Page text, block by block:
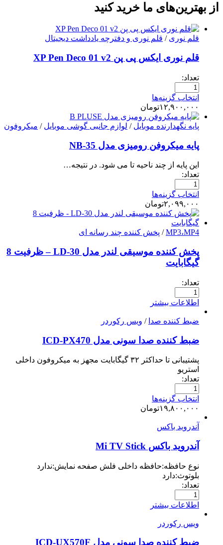
از بهترین‌های ما خرید کنید
قلم نوری / قلم نوری و دفترچه یادداشت دیجیتال
قلم نوری ایکس پی پن XP Pen Deco 01 v2
تعداد:
انتخاب گزینه‌ها
۱۲,۹۰۰,۰۰۰تومان
پایه نگهدارنده موبایل / لوازم جانبی گوشی موبایل / میکروفون
پایه میکروفن رومیزی مدل NB-35
این پایه از چند ناحیه تا می شود. در نتیجه…
تعداد:
انتخاب گزینه‌ها
۲,۰۹۹,۰۰۰تومان
MP3،MP4/ پخش کننده چند رسانه ای
پخش کننده موسیقی لندر مدل LD-30 – ظرفیت 8
گیگابایت
تعداد:
اطلاعات بیشتر
ضبط کننده صدا / ویس رکوردر
ضبط کننده صدا سونی مدل ICD-PX470
پشتیبانی تا حداکثر ۳۲ گیگابایت مجهز به میکروفون داخلی
استریو
تعداد:
انتخاب گزینه‌ها
۱۹,۸۰۰,۰۰۰تومان
آندروید باکس
آندروید باکس Mi TV Stick
نوع حافظه:حافظه داخلی فلش صفحه نمایش:ندارد
بلوتوث:دارد
تعداد:
اطلاعات بیشتر
ویس رکوردر
ضبط کننده صدا سونی مدل ICD-UX570F